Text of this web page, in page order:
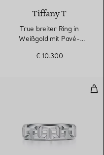
Tiffany T
True breiter Ring in
Weißgold mit Pavé-
€ 10.300
Doppelschloss-Halskette